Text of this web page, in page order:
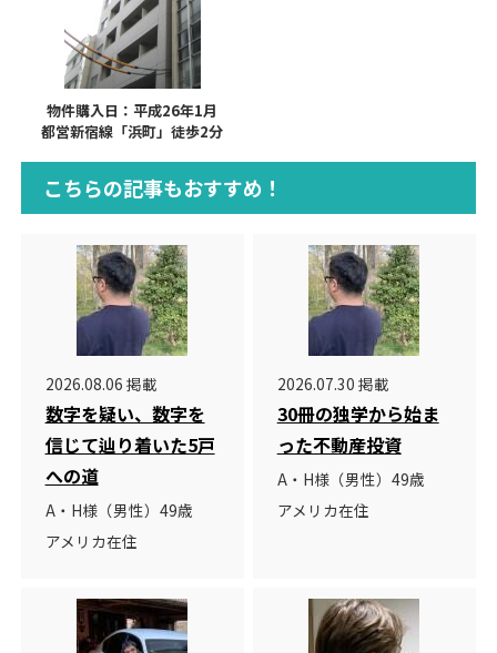
物件購入日：平成26年1月
都営新宿線「浜町」徒歩2分
こちらの記事もおすすめ！
2026.08.06 掲載
数字を疑い、数字を
信じて辿り着いた5戸
への道
A・H様（男性）49歳
アメリカ在住
2026.07.30 掲載
30冊の独学から始ま
った不動産投資
A・H様（男性）49歳
アメリカ在住